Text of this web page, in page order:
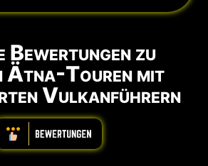
Bewertungen zu
Ätna-Touren mit
Vulkanführern
ABBBBBBBBBB